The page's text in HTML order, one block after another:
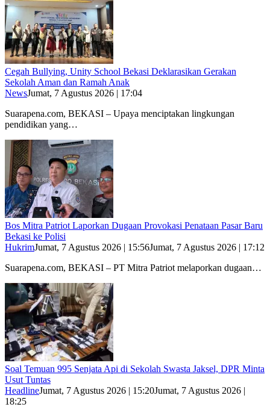
Cegah Bullying, Unity School Bekasi Deklarasikan Gerakan
Sekolah Aman dan Ramah Anak
NewsJumat, 7 Agustus 2026 | 17:04
Suarapena.com, BEKASI – Upaya menciptakan lingkungan
pendidikan yang…
Bos Mitra Patriot Laporkan Dugaan Provokasi Penataan Pasar Baru
Bekasi ke Polisi
HukrimJumat, 7 Agustus 2026 | 15:56Jumat, 7 Agustus 2026 | 17:12
Suarapena.com, BEKASI – PT Mitra Patriot melaporkan dugaan…
Soal Temuan 995 Senjata Api di Sekolah Swasta Jaksel, DPR Minta
Usut Tuntas
HeadlineJumat, 7 Agustus 2026 | 15:20Jumat, 7 Agustus 2026 |
18:25